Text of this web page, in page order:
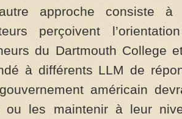
approche consiste
perçoivent
du Dartmouth College
à différents LLM de
américain
ou les maintenir à leur